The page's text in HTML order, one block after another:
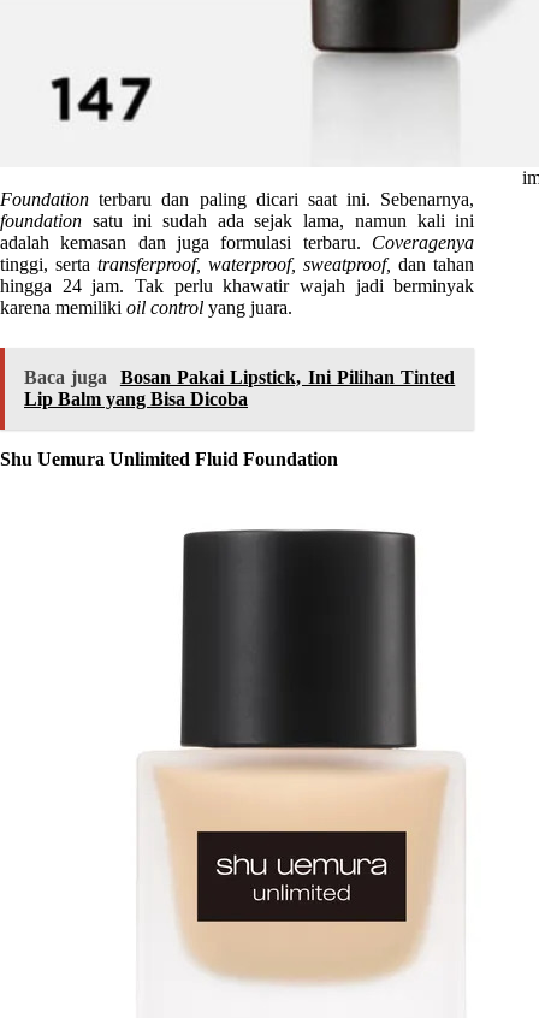
Foundationterbaru dan paling dicari saat ini. Sebenarnya,
foundation satu ini sudah ada sejak lama, namun kali ini
adalah kemasan dan juga formulasi terbaru. Coveragenya
tinggi, sertatransferproof, waterproof, sweatproof, dan tahan
hingga 24 jam. Tak perlu khawatir wajah jadi berminyak
karena memiliki oil control yang juara.
Baca juga
Bosan Pakai Lipstick, Ini Pilihan Tinted
Lip Balm yang Bisa Dicoba
Shu Uemura Unlimited Fluid Foundation